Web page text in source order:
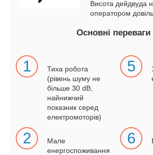
Висота дейдвуда
оператором
Основні переваги
1
Тиха робота
(рівень шуму не
більше 30 dB,
найнижчий
показник серед
електромоторів)
5
2
Мале
енергоспоживання
6